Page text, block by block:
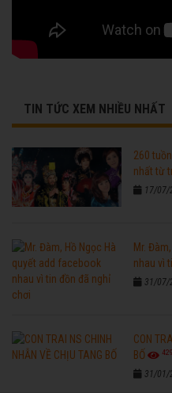
TIN TỨC XEM NHIỀU NHẤT
260
nhất từ
17/07/
Mr.
nhau vì
31/07/
CON
BỐ
31/01/